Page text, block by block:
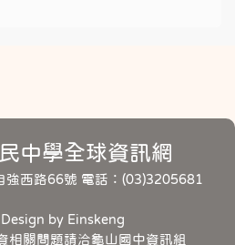
中學全球資訊網
強西路66號 電話：(03)3205681
by Einskeng
相關問題請洽龜山國中資訊組